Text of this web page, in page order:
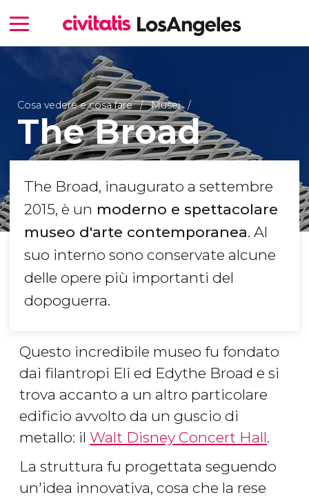
Cosa vedere e cosa fare Musei
The Broad
The Broad, inaugurato a settembre
2015, è un moderno e spettacolare
museo d'arte contemporanea. Al
suo interno sono conservate alcune
delle opere più importanti del
dopoguerra.
Questo incredibile museo fu fondato
dai filantropi Eli ed Edythe Broad e si
trova accanto a un altro particolare
edificio avvolto da un guscio di
metallo: il Walt Disney Concert Hall.
La struttura fu progettata seguendo
un'idea innovativa, cosa che la rese